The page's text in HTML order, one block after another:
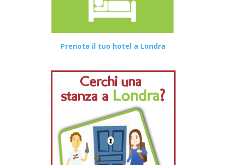
Prenota il tuo hotel a Londra